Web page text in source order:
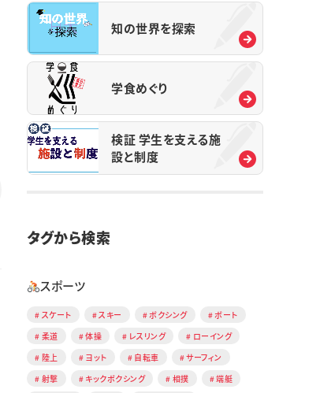
知の世界を探索
学食めぐり
検証 学生を支える施
設と制度
タグから検索
スポーツ
スケート スキー ボクシング
ボート
柔道
体操 レスリング
ローイング
陸上
ヨット 自転車
サーフィン
射撃
キックボクシング 相撲
端艇